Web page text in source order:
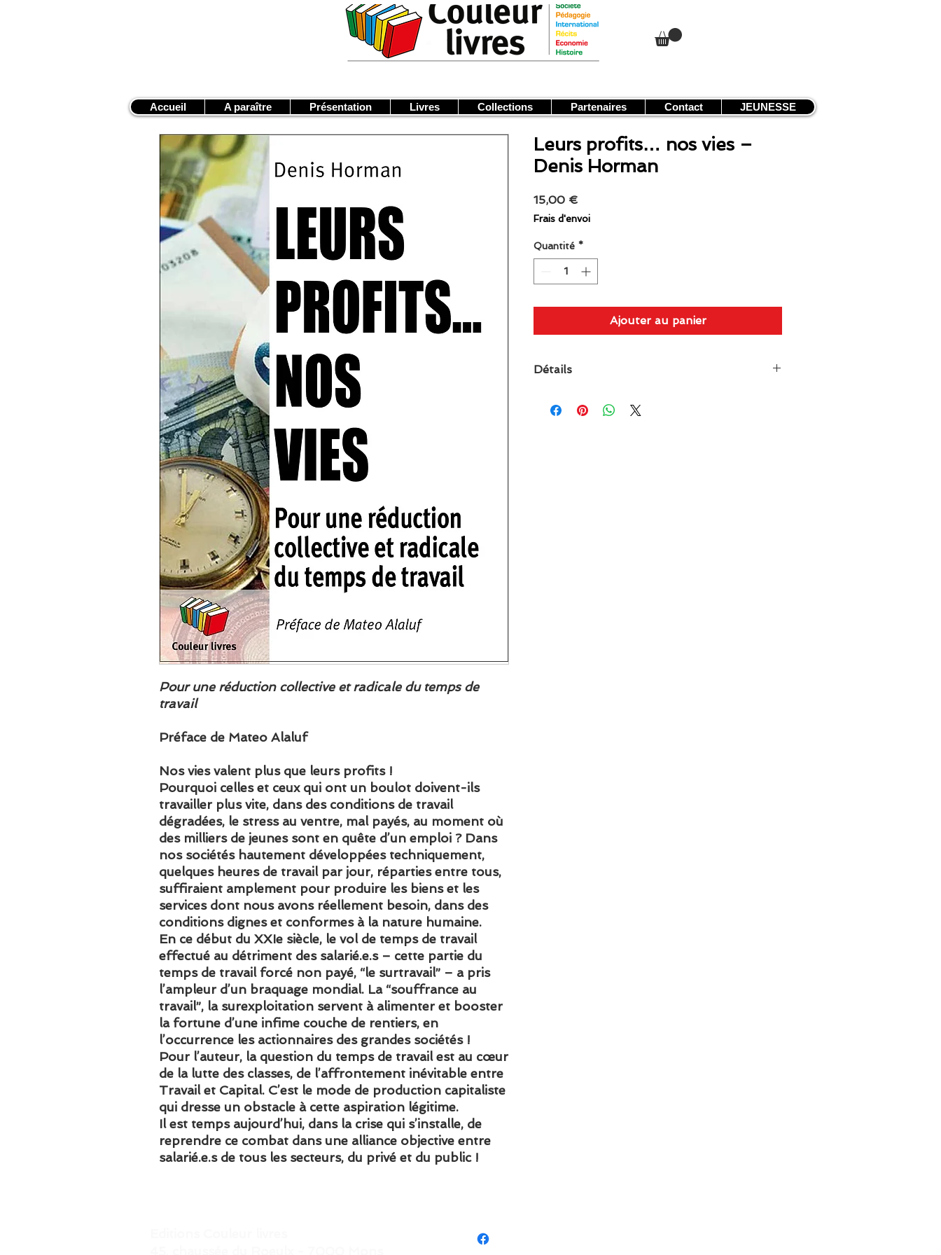
Accueil A paraître Présentation Livres Collections Partenaires Contact JEUNESSE
Pour une réduction collective et radicale du temps de
travail
Préface de Mateo Alaluf
Nos vies valent plus que leurs profits !
Pourquoi celles et ceux qui ont un boulot doivent-ils
travailler plus vite, dans des conditions de travail
dégradées, le stress au ventre, mal payés, au moment où
des milliers de jeunes sont en quête d’un emploi ? Dans
nos sociétés hautement développées techniquement,
quelques heures de travail par jour, réparties entre tous,
suffiraient amplement pour produire les biens et les
services dont nous avons réellement besoin, dans des
conditions dignes et conformes à la nature humaine.
En ce début du XXIe siècle, le vol de temps de travail
effectué au détriment des salarié.e.s – cette partie du
temps de travail forcé non payé, “le surtravail” – a pris
l’ampleur d’un braquage mondial. La “souffrance au
travail”, la surexploitation servent à alimenter et booster
la fortune d’une infime couche de rentiers, en
l’occurrence les actionnaires des grandes sociétés !
Pour l’auteur, la question du temps de travail est au cœur
de la lutte des classes, de l’affrontement inévitable entre
Travail et Capital. C’est le mode de production capitaliste
qui dresse un obstacle à cette aspiration légitime.
Il est temps aujourd’hui, dans la crise qui s’installe, de
reprendre ce combat dans une alliance objective entre
salarié.e.s de tous les secteurs, du privé et du public !
Leurs profits… nos vies –
Denis Horman
15,00 €
Frais d'envoi
Quantité *
Ajouter au panier
Détails
p.• 13,5*20,5 cm • 15 €